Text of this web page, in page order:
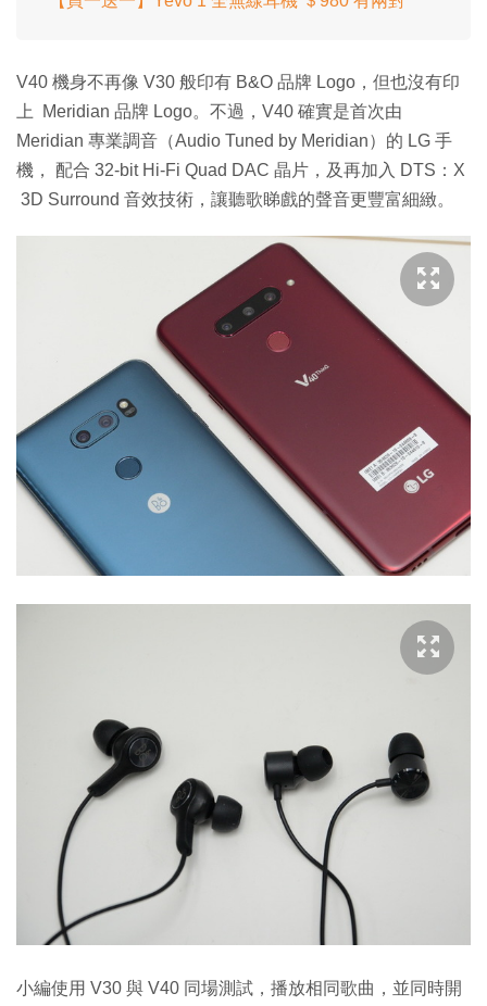
V40 機身不再像 V30 般印有 B&O 品牌 Logo，但也沒有印
上 Meridian 品牌 Logo。不過，V40 確實是首次由
Meridian 專業調音（Audio Tuned by Meridian）的 LG 手
機， 配合 32-bit Hi-Fi Quad DAC 晶片，及再加入 DTS：X
3D Surround 音效技術，讓聽歌睇戲的聲音更豐富細緻。
小編使用 V30 與 V40 同場測試，播放相同歌曲，並同時開